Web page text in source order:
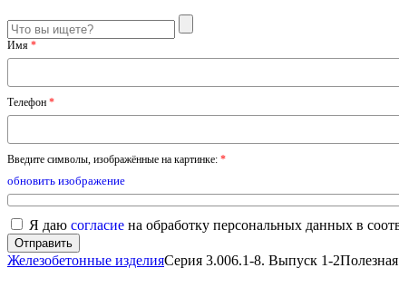
Имя *
Телефон *
Введите символы, изображённые на картинке: *
обновить изображение
Я даю согласие на обработку персональных данных в
Железобетонные изделияСерия 3.006.1-8. Выпуск 1-2